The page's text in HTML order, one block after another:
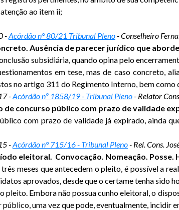
ao item ii;
-Acórdão n° 80/21 Tribunal Pleno- Conselheiro
Ausência de parecer jurídico que
subsidiária, quando opina pelo
em tese, mas de caso concreto,
no artigo 311 do Regimento Interno, bem
-Acórdão nº 1858/19 - Tribunal Pleno- Relator
concurso público com prazo de validade
com prazo de validade já expirado, ainda
-Acórdão n° 715/16 - Tribunal Pleno- Rel. Cons.
eleitoral. Convocação. Nomeação. Posse.
meses que antecedem o pleito, é possível a
aprovados, desde que o certame tenha sido
pleito. Embora não possua cunho eleitoral, o
uma vez que pode, eventualmente, incidir